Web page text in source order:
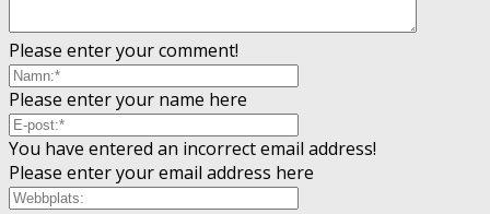
Please enter your comment!
Please enter your name here
You have entered an incorrect email address!
Please enter your email address here